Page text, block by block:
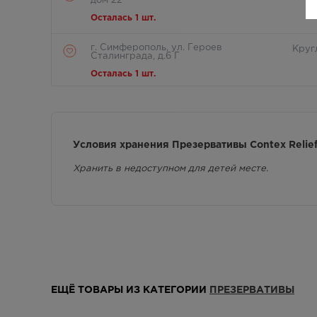
Осталась 1 шт.
г. Симферополь, ул. Героев
Сталинграда, д.6 Г
Осталась 1 шт.
Условия хранения Презервативы Contex Relief
Хранить в недоступном для детей месте.
ЕЩЁ ТОВАРЫ ИЗ КАТЕГОРИИ ПРЕЗЕРВАТИВЫ